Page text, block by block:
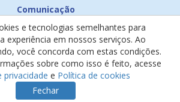
Comunicação
e tecnologias semelhantes para
experiência em nossos serviços. Ao
você concorda com estas condições.
sobre como isso é feito, acesse
privacidade e Política de cookies
Fechar